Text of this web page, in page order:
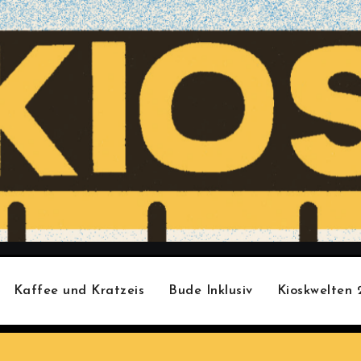
Kaffee und Kratzeis Bude Inklusiv Kioskwelten